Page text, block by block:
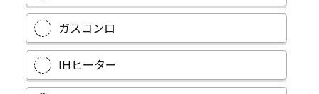
ガスコンロ
IHヒーター